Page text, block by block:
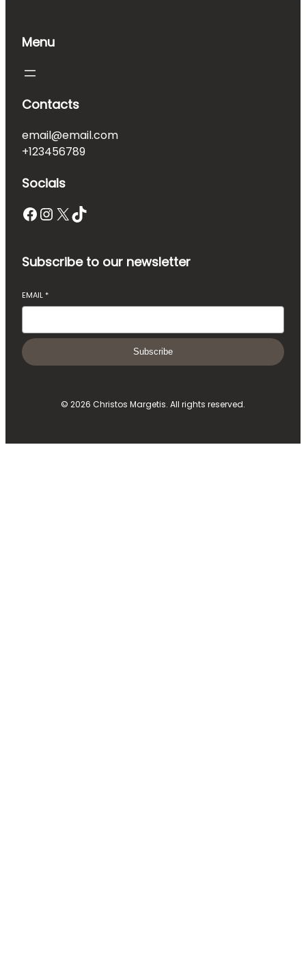
Menu
Contacts
email@email.com
+123456789
Socials
Facebook InstagramX TikTok
Subscribe to our newsletter
EMAIL *
Subscribe
© 2026 Christos Margetis. All rights reserved.